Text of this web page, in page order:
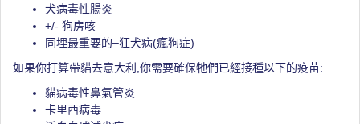
犬病毒性腸炎
+/- 狗房咳
同埋最重要的–狂犬病(瘋狗症)
如果你打算帶貓去意大利,你需要確保牠們已經接種以下的疫苗:
貓病毒性鼻氣管炎
卡里西病毒